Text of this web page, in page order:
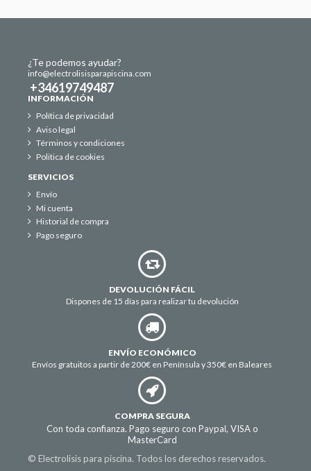
¿Te podemos ayudar?
info@electrolisisparapiscina.com
+34619749487
INFORMACIÓN
Política de privacidad
Aviso legal
Términos y condiciones
Politica de cookies
SERVICIOS
Envío
Mi cuenta
Historial de compra
Pago seguro
DEVOLUCIÓN FÁCIL
Dispones de 15 días para realizar tu devolución
ENVÍO ECONÓMICO
Envíos gratuitos a partir de 200€ en Península y 350€ en Baleares
COMPRA SEGURA
Con toda confianza. Pago seguro con Paypal, VISA o
MasterCard
© Electrolisis para piscina. Todos los derechos reservados.